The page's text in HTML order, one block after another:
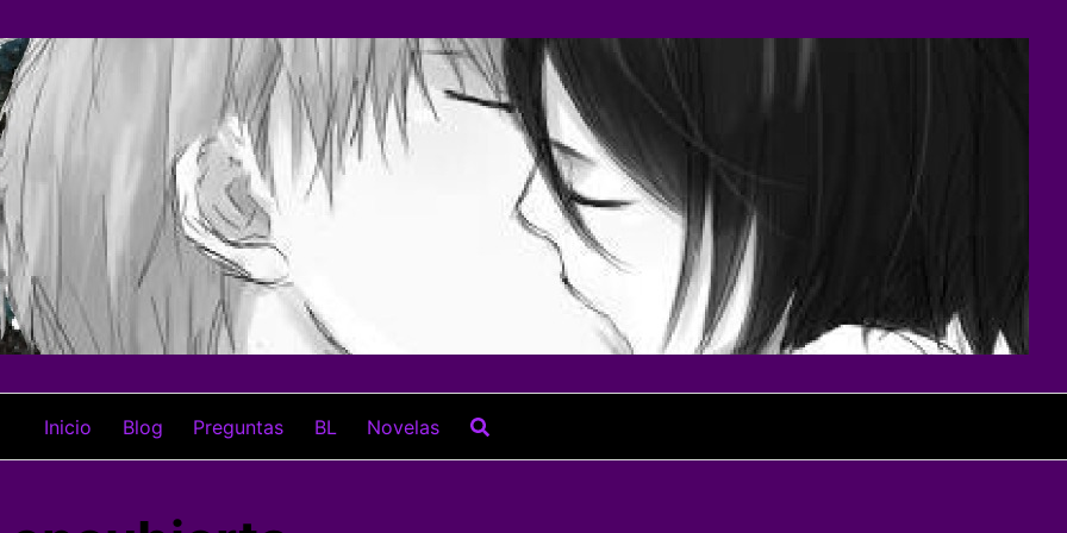
Inicio Blog Preguntas BL Novelas